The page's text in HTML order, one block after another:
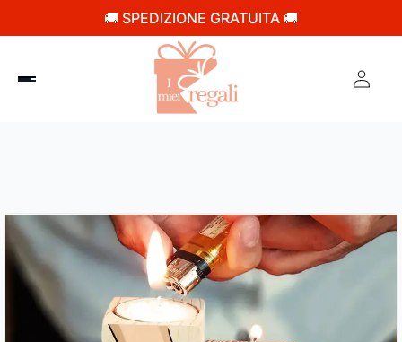
🚚 SPEDIZIONE GRATUITA 🚚